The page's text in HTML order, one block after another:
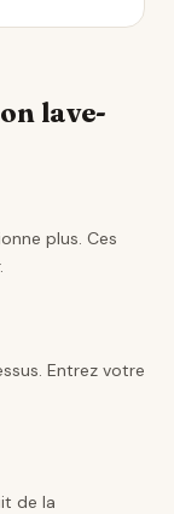
lave-
plus. Ces
Entrez votre
de la